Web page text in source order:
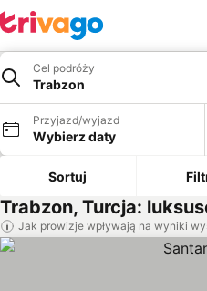
Cel podróży
Trabzon
Przyjazd/wyjazd
Wybierz daty
Sortuj
Trabzon, Turcja:
Jak prowizje wpływają na wyniki